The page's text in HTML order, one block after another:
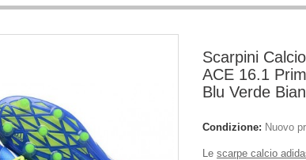
Scarpini
ACE 16.1
Blu Verde
Condizione: Nuovo
Le scarpe calcio